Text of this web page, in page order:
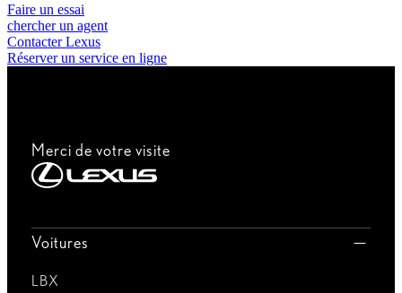
Faire un essai
chercher un agent
Contacter Lexus
Réserver un service en ligne
Merci de votre visite
Voitures
LBX